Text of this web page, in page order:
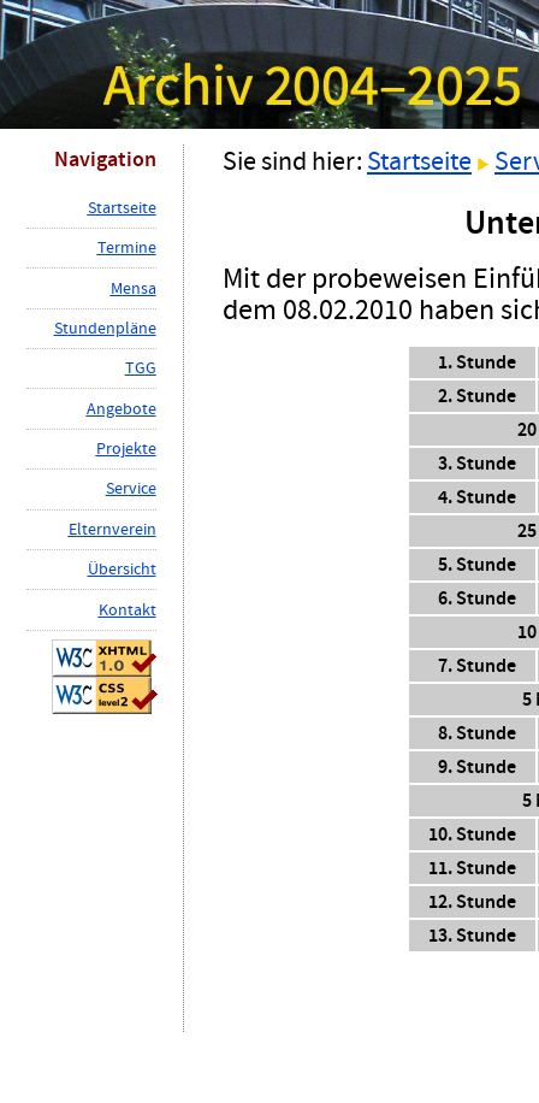
Navigation
Startseite
Termine
Mensa
Stundenpläne
TGG
Angebote
Projekte
Service
Elternverein
Übersicht
Kontakt
Sie sind hier: Startseite
Mit der probeweisen
dem 08.02.2010 haben
1. Stunde
2. Stunde
3. Stunde
4. Stunde
5. Stunde
6. Stunde
7. Stunde
5
8. Stunde
9. Stunde
5
10. Stunde
11. Stunde
12. Stunde
13. Stunde